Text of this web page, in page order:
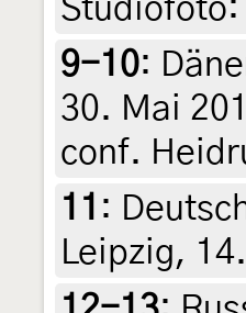
9-10:
30. Mai
conf.
11 :
Leipzig,